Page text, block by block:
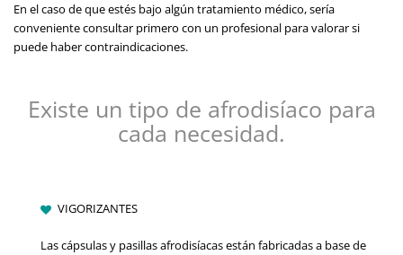
En el caso de que estés bajo algún tratamiento médico, sería
conveniente consultar primero con un profesional para valorar si
puede haber contraindicaciones.
Existe un tipo de afrodisíaco para
cada necesidad.
VIGORIZANTES
Las cápsulas y pasillas afrodisíacas están fabricadas a base de